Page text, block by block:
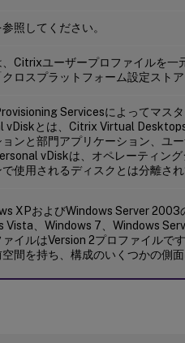
照してください。
Citrixユーザープロファイルを一
ロスプラットフォーム設定ストア
Servicesによってマス
vDiskとは、Citrix Virtual
ンと部門アプリケーション、ユ
vDiskは、オペレーティン
使用されるディスクとは分離され
XPおよびWindows Server 2003
Vista、Windows 7、Windows
イルはVersion 2プロファイルで
間を持ち、構成のいくつかの側面